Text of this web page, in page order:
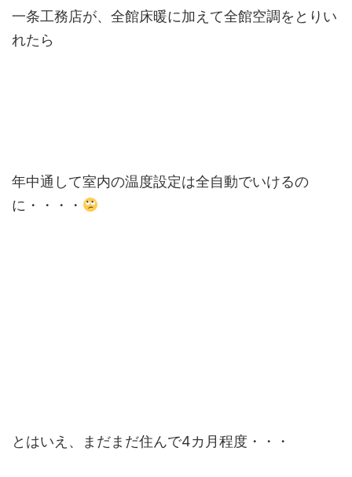
一条工務店が、全館床暖に加えて全館空調をとりい
れたら
年中通して室内の温度設定は全自動でいけるの
に・・・・
とはいえ、まだまだ住んで4カ月程度・・・